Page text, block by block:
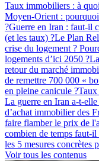
Taux immobiliers : à
Moyen-Orient :
?Guerre en Iran : faut-il
(et les taux) ?Le Plan
crise du logement ?
logements d’ici 2050 ?
retour du marché
de remettre 700 000 «
en pleine canicule ?Taux
La guerre en Iran a-t-
d’achat immobilier des
faire flamber le prix de
combien de temps faut-
les 5 mesures concrètes
Voir tous les contenus